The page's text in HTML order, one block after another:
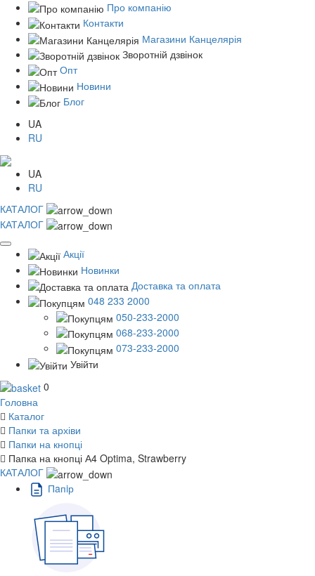
Про компанію
Контакти
Магазини Канцелярія
Зворотній дзвінок
Опт
Новини
Блог
UA
RU
UA
RU
КАТАЛОГ
КАТАЛОГ
Акції
Новинки
Доставка та оплата
048 233 2000
050-233-2000
068-233-2000
073-233-2000
Увійти
0
Головна
Каталог
Папки та архіви
Папки на кнопці
Папка на кнопці А4 Optima, Strawberry
КАТАЛОГ
Пaпiр